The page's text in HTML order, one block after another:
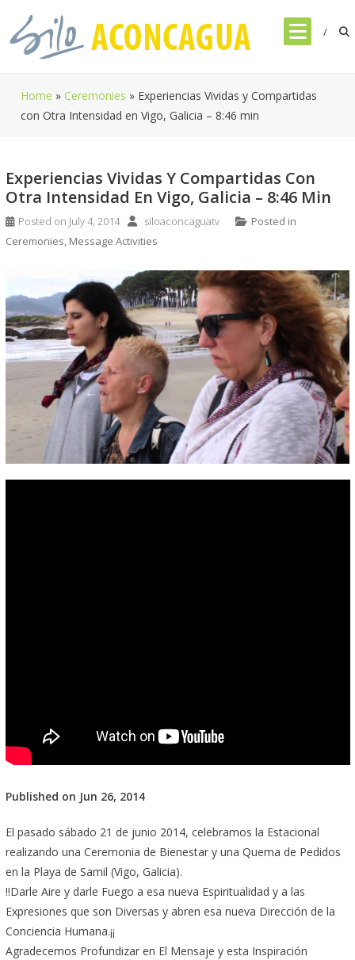
content
Home » Ceremonies » Experiencias Vividas y Compartidas
con Otra Intensidad en Vigo, Galicia – 8:46 min
Experiencias Vividas Y Compartidas Con
Otra Intensidad En Vigo, Galicia – 8:46 Min
Posted on July 4, 2014 siloaconcaguatv
Posted in
Ceremonies, Message Activities
Published on Jun 26, 2014
El pasado sábado 21 de junio 2014, celebramos la Estacional
realizando una Ceremonia de Bienestar y una Quema de Pedidos
en la Playa de Samil (Vigo, Galicia).
!!Darle Aire y darle Fuego a esa nueva Espiritualidad y a las
Expresiones que son Diversas y abren esa nueva Dirección de la
Conciencia Humana.¡¡
Agradecemos Profundizar en El Mensaje y esta Inspiración